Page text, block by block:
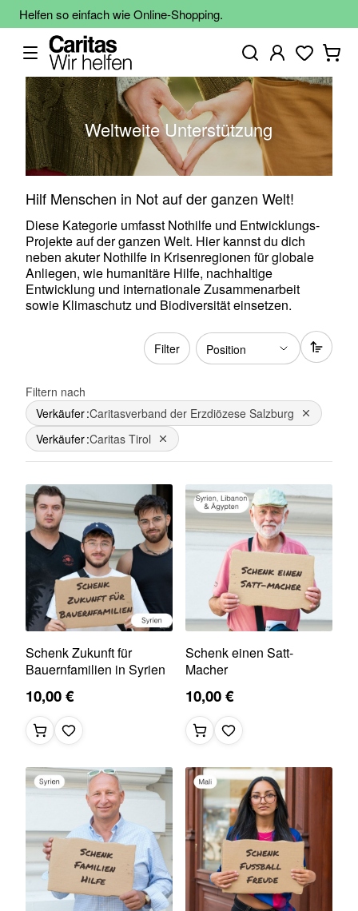
Helfen so einfach wie Online-Shopping.
Weltweite Unterstützung
Hilf Menschen in Not auf der ganzen Welt!
Diese Kategorie umfasst Nothilfe und Entwicklungs-
Projekte auf der ganzen Welt. Hier kannst du dich
neben akuter Nothilfe in Krisenregionen für globale
Anliegen, wie humanitäre Hilfe, nachhaltige
Entwicklung und internationale Zusammenarbeit
sowie Klimaschutz und Biodiversität einsetzen.
Filter
Filtern nach
Verkäufer Caritasverband der Erzdiözese Salzburg
Dies
Verkäufer Caritas Tirol Dies entfernen
Schenk Zukunft für
Bauernfamilien in Syrien
10,00 €
Schenk einen Satt-
Macher
10,00 €